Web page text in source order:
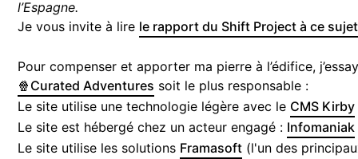
l’Espagne.
Je vous invite à lire le rapport du Shift Project à ce sujet
Pour compenser et apporter ma pierre à l’édifice,
🍿Curated Adventures soit le plus responsable :
Le site utilise une technologie légère avec le CMS Kirby
Le site est hébergé chez un acteur engagé : Infomaniak
Le site utilise les solutions Framasoft (l'un des